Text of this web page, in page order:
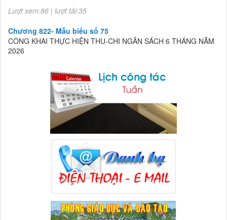
Lượt xem:86 | lượt tải:35
Chương 822- Mẫu biểu số 75
CÔNG KHAI THỰC HIỆN THU-CHI NGÂN SÁCH 6 THÁNG NĂM
2026